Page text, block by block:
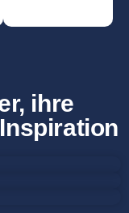
ihre